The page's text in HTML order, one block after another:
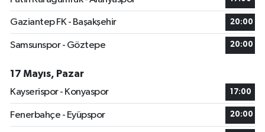
Gaziantep FK - Başakşehir 20:00
Samsunspor - Göztepe 20:00
17 Mayıs, Pazar
Kayserispor - Konyaspor
17:00
Fenerbahçe - Eyüpspor 20:00